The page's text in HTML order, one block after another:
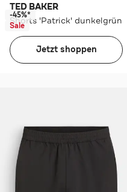
TED BAKER
Shorts 'Patrick' dunkelgrün
-45%*
Sale
Jetzt shoppen